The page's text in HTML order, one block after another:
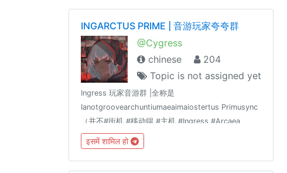
INGARCTUS PRIME | 音游玩家夸夸群
@Cygress
chinese
204
Topic is not assigned yet
Ingress 玩家音游群 |全称是
Ianotgroovearchuntiumaeaimaiostertus Primusync
（并不#街机 #移动端 #主机 #Ingress #Arcaea
#maimai #Cytus #Lanota友情大佬群组 @mug_zh
@RhythmGamers
इसमें शामिल हो